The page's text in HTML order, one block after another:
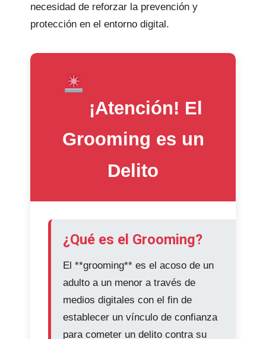
necesidad de reforzar la prevención y
protección en el entorno digital.
¡Atención! El
Grooming es un
Delito
¿Qué es el Grooming?
El **grooming** es el acoso de un
adulto a un menor a través de
medios digitales con el fin de
establecer un vínculo de confianza
para cometer un delito contra su